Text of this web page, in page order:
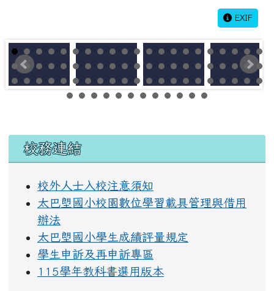
EXIF
左邊區域內容
校務連結
校外人士入校注意須知
太巴塱國小校園數位學習載具管理與借用
辦法
太巴塱國小學生成績評量規定
學生申訴及再申訴專區
115學年教科書選用版本